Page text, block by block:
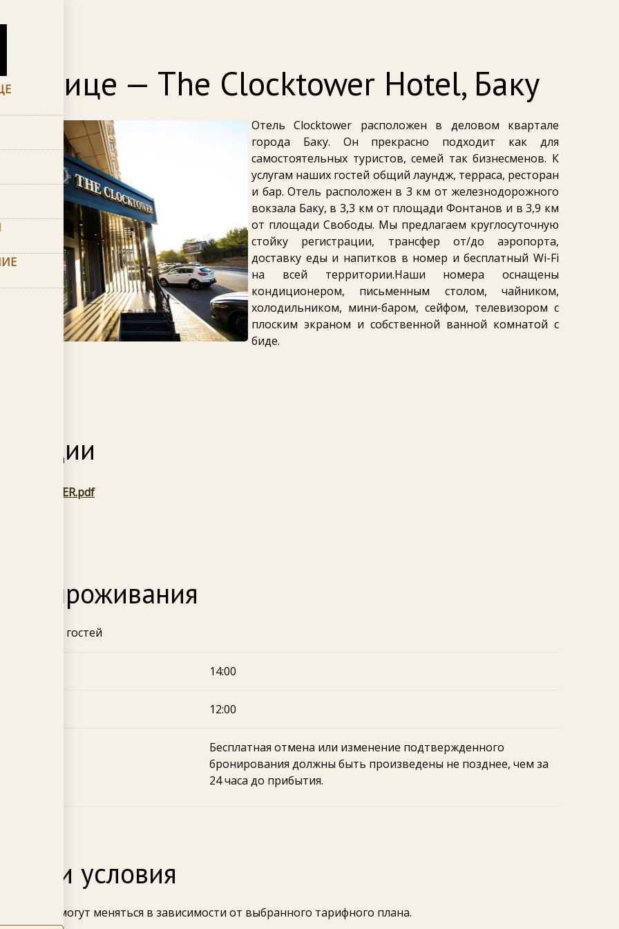
— The Clocktower Hotel, Баку
Отель Clocktower расположен в деловом квартале
города Баку. Он прекрасно подходит как для
самостоятельных туристов, семей так бизнесменов. К
услугам наших гостей общий лаундж, терраса, ресторан
и бар. Отель расположен в 3 км от железнодорожного
вокзала Баку, в 3,3 км от площади Фонтанов и в 3,9 км
от площади Свободы. Мы предлагаем круглосуточную
стойку регистрации, трансфер от/до аэропорта,
доставку еды и напитков в номер и бесплатный Wi-Fi
на всей территории.Наши номера оснащены
кондиционером, письменным столом, чайником,
холодильником, мини-баром, сейфом, телевизором с
плоским экраном и собственной ванной комнатой с
биде.
проживания
и выезда гостей
14:00
12:00
Бесплатная отмена или изменение подтвержденного
бронирования должны быть произведены не позднее, чем за
24 часа до прибытия.
и условия
могут меняться в зависимости от выбранного тарифного плана.